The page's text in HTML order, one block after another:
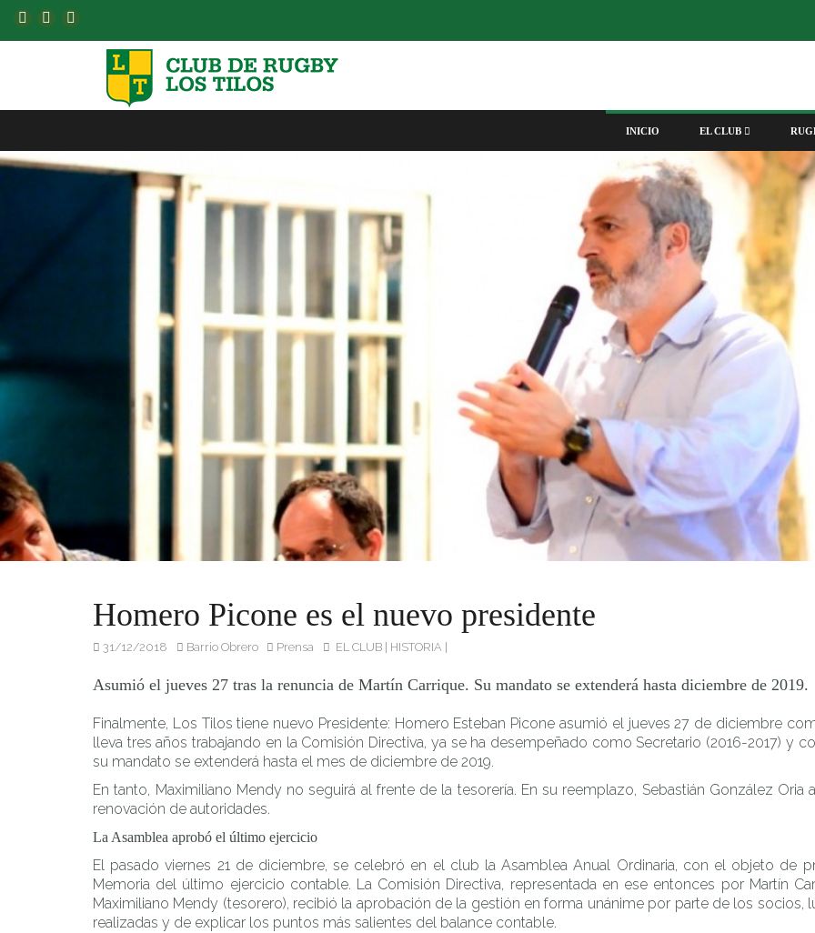
INICIO EL CLUB
Homero Picone es el nuevo presidente
31/12/2018 Barrio Obrero Prensa EL CLUB| HISTORIA |
Asumió el jueves 27 tras la renuncia de Martín Carrique. Su mandato se extenderá hasta diciembre de 2019.
Finalmente, Los Tilos tiene nuevo Presidente: Homero Esteban Picone asumió el jueves 27 de diciembre
lleva tres años trabajando en la Comisión Directiva, ya se ha desempeñado como Secretario (2016-2017) y
su mandato se extenderá hasta el mes de diciembre de 2019.
En tanto, Maximiliano Mendy no seguirá al frente de la tesorería. En su reemplazo, Sebastián González Oria
renovación de autoridades.
La Asamblea aprobó el último ejercicio
El pasado viernes 21 de diciembre, se celebró en el club la Asamblea Anual Ordinaria, con el objeto de
Memoria del último ejercicio contable. La Comisión Directiva, representada en ese entonces por Martín
Maximiliano Mendy (tesorero), recibió la aprobación de la gestión en forma unánime por parte de los socios,
realizadas y de explicar los puntos más salientes del balance contable.